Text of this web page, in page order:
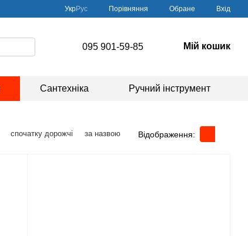
УкрРус Порівняння Обране Вхід
095 901-59-85 Мій кошик
Сантехніка Ручний інструмент
спочатку дорожчі за назвою Відображення: